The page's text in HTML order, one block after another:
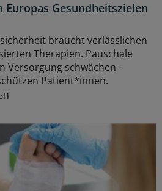
Gesundheitszielen
braucht verlässlichen
Therapien. Pauschale
Versorgung schwächen -
Patient*innen.